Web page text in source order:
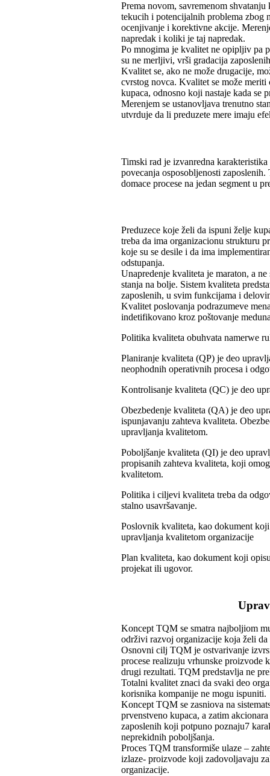
Prema novom, savremenom
tekucih i potencijalnih problema zbog
ocenjivanje i korektivne akcije.
napredak i koliki je taj napredak.
Po mnogima je kvalitet ne opipljiv pa
su ne merljivi, vrši gradacija
Kvalitet se, ako ne može drugacije,
cvrstog novca. Kvalitet se može
kupaca, odnosno koji nastaje kada se
Merenjem se ustanovljava trenutno
utvrduje da li preduzete mere imaju
Timski rad je izvanredna
povecanja osposobljenosti
domace procese na jedan segment u
Preduzece koje želi da ispuni želje
treba da ima organizacionu strukturu
koje su se desile i da ima
odstupanja.
Unapredenje kvaliteta je maraton, a
stanja na bolje. Sistem kvaliteta
zaposlenih, u svim funkcijama i
Kvalitet poslovanja podrazumeve
indetifikovano kroz poštovanje
Politika kvaliteta obuhvata namerwe
Planiranje kvaliteta (QP) je deo
neophodnih operativnih procesa i
Kontrolisanje kvaliteta (QC) je deo
Obezbedenje kvaliteta (QA) je deo
ispunjavanju zahteva kvaliteta.
upravljanja kvalitetom.
Poboljšanje kvaliteta (QI) je deo
propisanih zahteva kvaliteta, koji
kvalitetom.
Politika i ciljevi kvaliteta treba da
stalno usavršavanje.
Poslovnik kvaliteta, kao dokument
upravljanja kvalitetom organizacije
Plan kvaliteta, kao dokument koji
projekat ili ugovor.
Koncept TQM se smatra najboljiom
održivi razvoj organizacije koja želi
Osnovni cilj TQM je ostvarivanje
procese realizuju vrhunske proizvode
drugi rezultati. TQM predstavlja ne
Totalni kvalitet znaci da svaki deo
korisnika kompanije ne mogu ispuniti.
Koncept TQM se zasniova na
prvenstveno kupaca, a zatim
zaposlenih koji potpuno poznaju7
neprekidnih poboljšanja.
Proces TQM transformiše ulaze –
izlaze- proizvode koji zadovoljavaju
organizacije.